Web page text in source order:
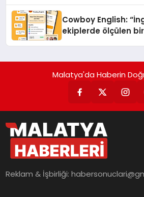
Cowboy English:
ekiplerde ölçülen
Malatya'da Haberin
Reklam & İşbirliği: